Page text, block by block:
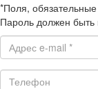
*Поля,
Пароль должен